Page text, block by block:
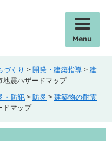
づくり > 開発・建築指導 > 建
地震ハザードマップ
・防犯 > 防災 > 建築物の耐震
ドマップ